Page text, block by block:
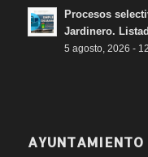
Procesos
Jardinero.
5 agosto, 2026 -
AYUNTAMIENTO